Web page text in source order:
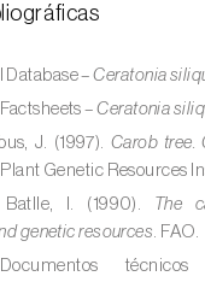
(
spp.)
spp.)
nucifera)
Database –Ceratonia
–Ceratonia
J. (1997). Carob tree.
Genetic Resources
Batlle, I. (1990).
The
genetic resources . FAO.
técnicos